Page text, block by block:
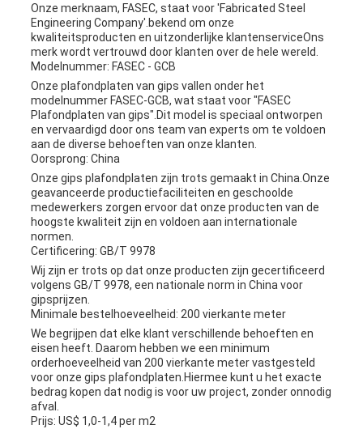
Onze merknaam, FASEC, staat voor 'Fabricated Steel
Engineering Company'.bekend om onze
kwaliteitsproducten en uitzonderlijke klantenserviceOns
merk wordt vertrouwd door klanten over de hele wereld.
Modelnummer: FASEC - GCB
Onze plafondplaten van gips vallen onder het
modelnummer FASEC-GCB, wat staat voor "FASEC
Plafondplaten van gips".Dit model is speciaal ontworpen
en vervaardigd door ons team van experts om te voldoen
aan de diverse behoeften van onze klanten.
Oorsprong: China
Onze gips plafondplaten zijn trots gemaakt in China.Onze
geavanceerde productiefaciliteiten en geschoolde
medewerkers zorgen ervoor dat onze producten van de
hoogste kwaliteit zijn en voldoen aan internationale
normen.
Certificering: GB/T 9978
Wij zijn er trots op dat onze producten zijn gecertificeerd
volgens GB/T 9978, een nationale norm in China voor
gipsprijzen.
Minimale bestelhoeveelheid: 200 vierkante meter
We begrijpen dat elke klant verschillende behoeften en
eisen heeft. Daarom hebben we een minimum
orderhoeveelheid van 200 vierkante meter vastgesteld
voor onze gips plafondplaten.Hiermee kunt u het exacte
bedrag kopen dat nodig is voor uw project, zonder onnodig
afval.
Prijs: US$ 1,0-1,4 per m2